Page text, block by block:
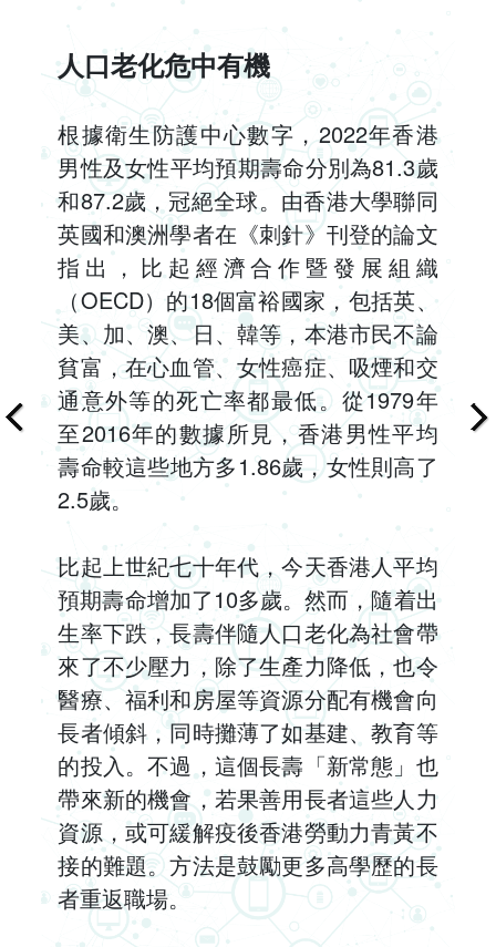
人口老化危中有機
根據衛生防護中心數字，2022年香港
男性及女性平均預期壽命分別為81.3歲
和87.2歲，冠絕全球。由香港大學聯同
英國和澳洲學者在《刺針》刊登的論文
指出，比起經濟合作暨發展組織
（OECD）的18個富裕國家，包括英、
美、加、澳、日、韓等，本港市民不論
貧富，在心血管、女性癌症、吸煙和交
通意外等的死亡率都最低。從1979年
至2016年的數據所見，香港男性平均
壽命較這些地方多1.86歲，女性則高了
2.5歲。
比起上世紀七十年代，今天香港人平均
預期壽命增加了10多歲。然而，隨着出
生率下跌，長壽伴隨人口老化為社會帶
來了不少壓力，除了生產力降低，也令
醫療、福利和房屋等資源分配有機會向
長者傾斜，同時攤薄了如基建、教育等
的投入。不過，這個長壽「新常態」也
帶來新的機會，若果善用長者這些人力
資源，或可緩解疫後香港勞動力青黃不
接的難題。方法是鼓勵更多高學歷的長
者重返職場。